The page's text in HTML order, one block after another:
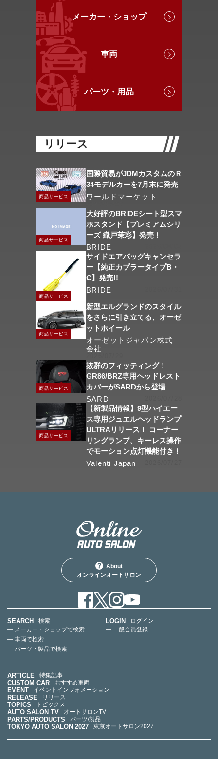
メーカー・ショップ
車両
パーツ・用品
リリース
商品サービス
国際貿易がJDMカスタムのＲ
34モデルカーを7月末に発売
ワールドマーケット
商品サービス
大好評のBRIDEシート型スマ
ホスタンド【プレミアムシリ
ーズ 織戸茉彩】発売！
BRIDE
商品サービス
サイドエアバッグキャンセラ
ー【純正カプラータイプB・
C】発売!!
BRIDE
商品サービス
新型エルグランドのスタイル
をさらに引き立てる、オーゼ
ットホイール
オーゼットジャパン株式
会社
商品サービス
抜群のフィッティング！
GR86/BRZ専用ヘッドレスト
カバーがSARDから登場
SARD
商品サービス
【新製品情報】9型ハイエー
ス専用ジュエルヘッドランプ
ULTRAリリース！ コーナー
リングランプ、キーレス操作
でモーション点灯機能付き！
Valenti Japan
About
オンラインオートサロン
SEARCH
検索
— メーカー・ショップで検索
— 車両で検索
— パーツ・製品で検索
LOGIN
ログイン
— 一般会員登録
ARTICLE 特集記事
CUSTOM CAR おすすめ車両
EVENT イベントインフォメーション
RELEASE リリース
TOPICS トピックス
AUTO SALON TV オートサロンTV
PARTS/PRODUCTS パーツ/製品
TOKYO AUTO SALON 2027 東京オートサロン2027